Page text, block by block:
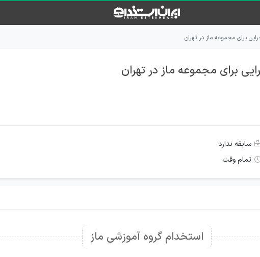
برای مجموعه ماز در تهران
برای مجموعه ماز در تهران
سابقه ندارد
تمام وقت
استخدام گروه آموزشی ماز